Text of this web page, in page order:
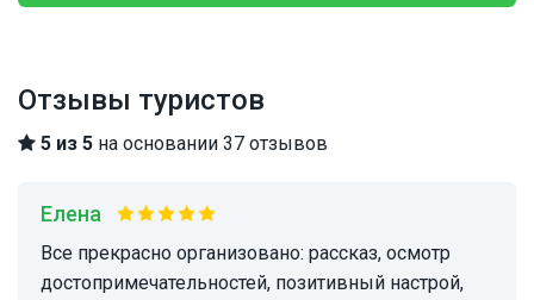
Отзывы туристов
5 из 5 на основании 37 отзывов
Елена
Все прекрасно организовано: рассказ, осмотр
достопримечательностей, позитивный настрой,